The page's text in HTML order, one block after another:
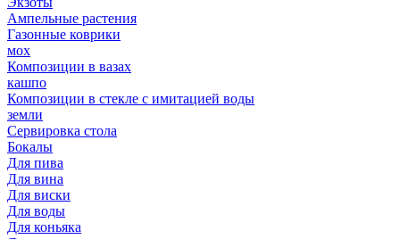
Ампельные растения
Газонные коврики
мох
Композиции в вазах
кашпо
Композиции в стекле с имитацией воды
земли
Сервировка стола
Бокалы
Для пива
Для вина
Для виски
Для воды
Для коньяка